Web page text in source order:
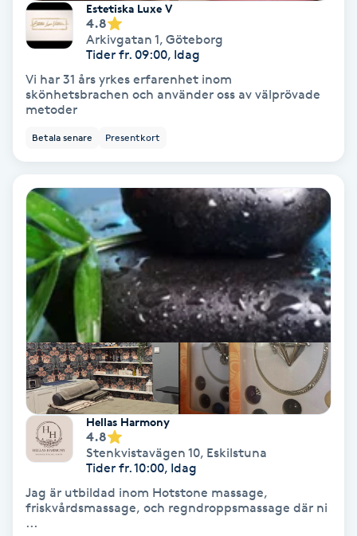
Optiker
Ortobionomi
Osteopati
Paraffinbehandling
Pedikyr
Pensionärklippning
Permanent
Permanent hårborttagning
Permanent ögonbrynsmakeup
Personal shopper
Estetiska Luxe V
4.8
Arkivgatan 1, Göteborg
Tider fr. 09:00, Idag
Vi har 31 års yrkes erfarenhet inom
skönhetsbrachen och använder oss av välprövade
metoder
Betala senare Presentkort
Hellas Harmony
4.8
Stenkvistavägen 10, Eskilstuna
Tider fr. 10:00, Idag
Jag är utbildad inom Hotstone massage,
friskvårdsmassage, och regndroppsmassage där ni
...